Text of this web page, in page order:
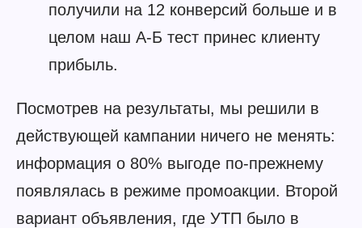
получили на 12 конверсий больше и в
целом наш А-Б тест принес клиенту
прибыль.
Посмотрев на результаты, мы решили в
действующей кампании ничего не менять:
информация о 80% выгоде по-прежнему
появлялась в режиме промоакции. Второй
вариант объявления, где УТП было в